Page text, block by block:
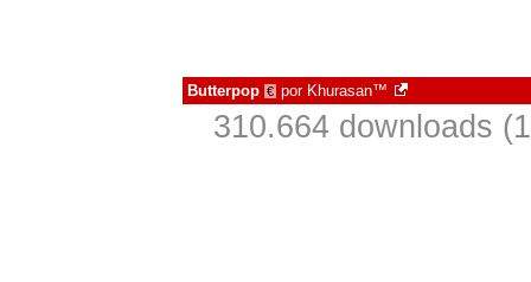
Butterpop € por Khurasan™
310.664 downloads